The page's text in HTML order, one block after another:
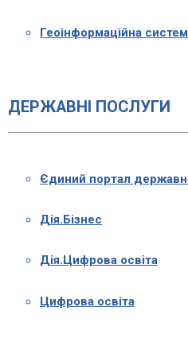
Геоінформаційна
ДЕРЖАВНІ ПОСЛУГИ
Єдиний портал
Дія.Бізнес
Дія.Цифрова освіта
Цифрова освіта